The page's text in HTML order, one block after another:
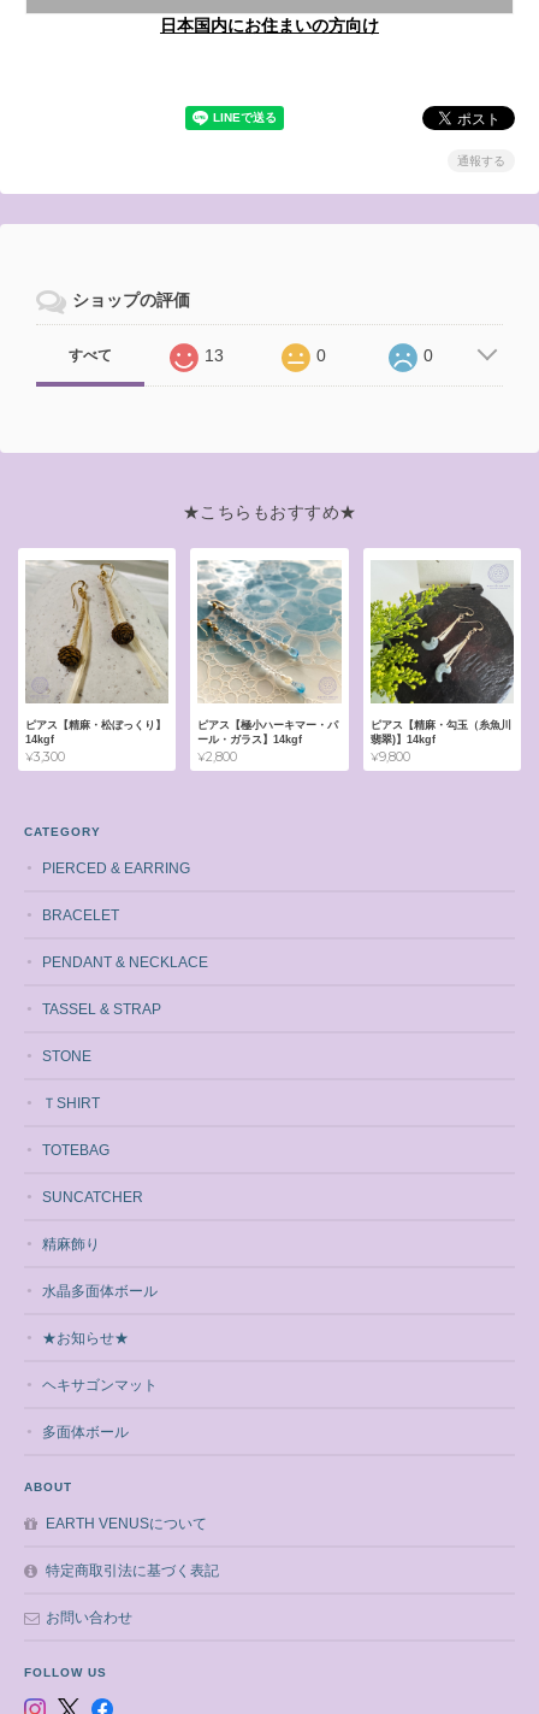
日本国内にお住まいの方向け
通報する
ショップの評価
すべて 13 0 0
★こちらもおすすめ★
ピアス【精麻・松ぼっくり】
14kgf
¥3,300
ピアス【極小ハーキマー・パ
ール・ガラス】14kgf
¥2,800
ピアス【精麻・勾玉（糸魚川
翡翠)】14kgf
¥9,800
CATEGORY
PIERCED & EARRING
BRACELET
PENDANT & NECKLACE
TASSEL & STRAP
STONE
ＴSHIRT
TOTEBAG
SUNCATCHER
精麻飾り
水晶多面体ボール
★お知らせ★
ヘキサゴンマット
多面体ボール
ABOUT
EARTH VENUSについて
特定商取引法に基づく表記
お問い合わせ
FOLLOW US